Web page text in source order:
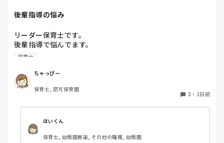
後輩指導の悩み
リーダー保育士です。
後輩指導で悩んでます。
初めて年長を持つ後輩がいますが
いで様子見てると直前になるまで何もアクションがなかった
り
他の職員に聞いてる様子もなくて
よほど自分に聞きづらいのか、聞く必要性さえ感じないの
か、もうよくわからないです。
保育士
ちゃっぴー
保育士, 認可保育園
3 ・ 2日前
ほいくん
保育士, 幼稚園教諭, その他の職種, 幼稚園